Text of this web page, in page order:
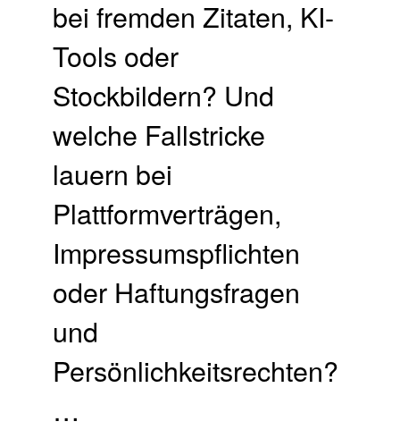
bei fremden Zitaten, KI-
Tools oder
Stockbildern? Und
welche Fallstricke
lauern bei
Plattformverträgen,
Impressumspflichten
oder Haftungsfragen
und
Persönlichkeitsrechten?
…